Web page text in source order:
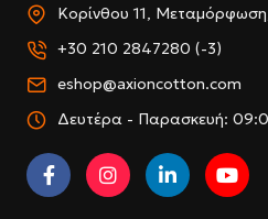
Κορίνθου 11,
+30 210 2847280 (-3)
eshop@axioncotton.com
Δευτέρα - Παρασκευή: